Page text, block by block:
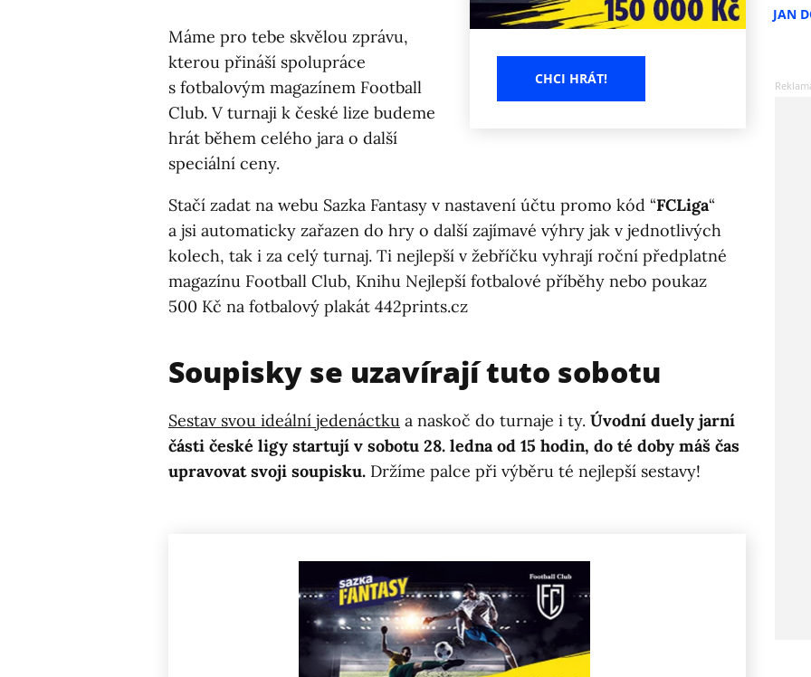
CHCI HRÁT!
Máme pro tebe skvělou zprávu,
kterou přináší spolupráce
s fotbalovým magazínem Football
Club. V turnaji k české lize budeme
hrát během celého jara o další
speciální ceny.
Stačí zadat na webu Sazka Fantasy v nastavení účtu promo kód “FCLiga“
a jsi automaticky zařazen do hry o další zajímavé výhry jak v jednotlivých
kolech, tak i za celý turnaj. Ti nejlepší v žebříčku vyhrají roční předplatné
magazínu Football Club, Knihu Nejlepší fotbalové příběhy nebo poukaz
500 Kč na fotbalový plakát 442prints.cz
Soupisky se uzavírají tuto sobotu
Sestav svou ideální jedenáctku a naskoč do turnaje i ty. Úvodní duely jarní
části české ligy startují v sobotu 28. ledna od 15 hodin, do té doby máš čas
upravovat svoji soupisku. Držíme palce při výběru té nejlepší sestavy!
JAN